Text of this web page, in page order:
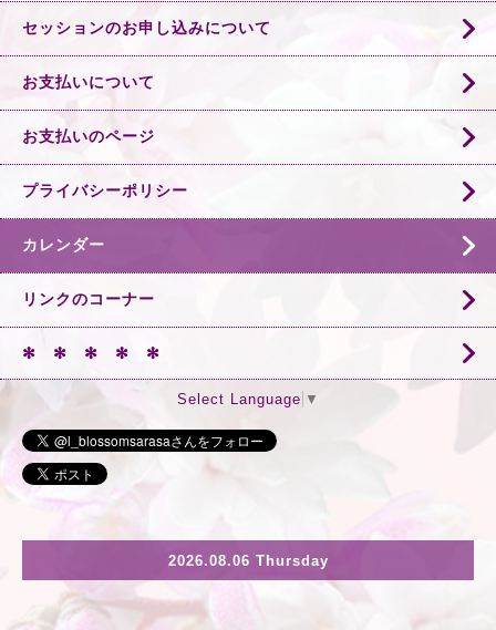
セッションのお申し込みについて
お支払いについて
お支払いのページ
プライバシーポリシー
カレンダー
リンクのコーナー
✻ ✻ ✻ ✻ ✻
Select Language ▼
2026.08.06 Thursday